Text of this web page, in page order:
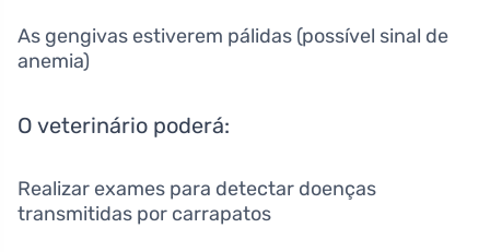
As gengivas estiverem pálidas (possível sinal de
anemia)
O veterinário poderá:
Realizar exames para detectar doenças
transmitidas por carrapatos